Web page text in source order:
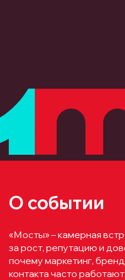
«Мосты» – камерная
за рост, репутацию и
почему маркетинг,
контакта часто
О событии